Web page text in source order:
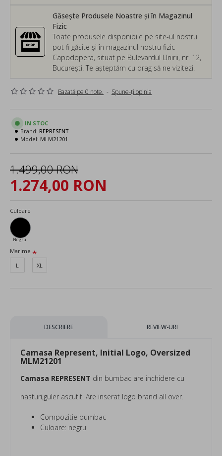
Găsește Produsele Noastre și în Magazinul
Fizic
Toate produsele disponibile pe site-ul nostru
pot fi găsite și în magazinul nostru fizic
Capodopera, situat pe Bulevardul Unirii, nr. 12,
București. Te așteptăm cu drag să ne vizitezi!
Bazată pe 0 note. - Spune-ţi opinia
1.274,00 RON
1.499,00 RON
IN STOC
Brand: REPRESENT
Model: MLM21201
Culoare
Negru
Marime
L
XL
DESCRIERE REVIEW-URI
Camasa Represent, Initial Logo, Oversized
MLM21201
Camasa REPRESENT din bumbac are inchidere cu
nasturi,guler ascutit. Are inserat logo brand all over.
Compozitie bumbac
Culoare: negru